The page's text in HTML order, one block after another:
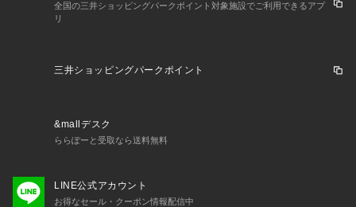
全国の三井ショッピングパークポイント対象施設でご利用できるアプ
リ
三井ショッピングパークポイント
&mallデスク
ららぽーと受取なら送料無料
LINE公式アカウント
お得なセール・クーポン情報配信中